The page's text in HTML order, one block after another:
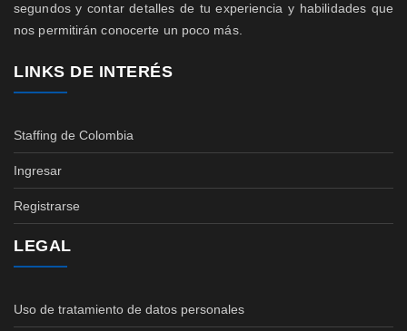
segundos y contar detalles de tu experiencia y habilidades que
nos permitirán conocerte un poco más.
LINKS DE INTERÉS
Staffing de Colombia
Ingresar
Registrarse
LEGAL
Uso de tratamiento de datos personales